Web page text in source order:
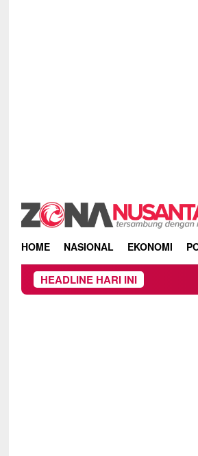
HOME NASIONAL EKONOMI
HEADLINE HARI INI
Owner Dupli